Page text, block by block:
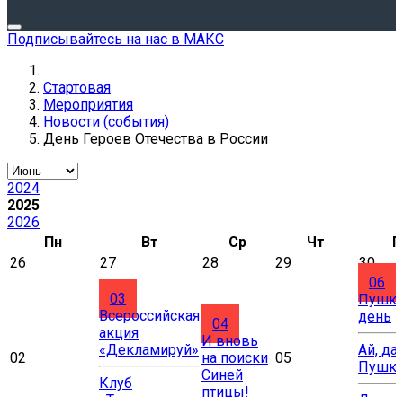
Подписывайтесь на нас в МАКС
Стартовая
Мероприятия
Новости (события)
День Героев Отечества в России
2024
2025
2026
Пн
Вт Ср Чт
26
27 28 29 30
02
03
Всероссийская
акция
«Декламируй»
Клуб
04
И вновь
на поиски
Синей
птицы!
05
06
день
Ай, да